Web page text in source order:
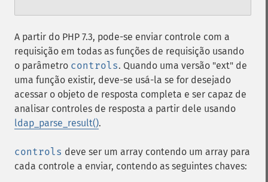
A partir do PHP 7.3, pode-se enviar controle com a
requisição em todas as funções de requisição usando
o parâmetro controls. Quando uma versão "ext" de
uma função existir, deve-se usá-la se for desejado
acessar o objeto de resposta completa e ser capaz de
analisar controles de resposta a partir dele usando
ldap_parse_result().
controls deve ser um array contendo um array para
cada controle a enviar, contendo as seguintes chaves: